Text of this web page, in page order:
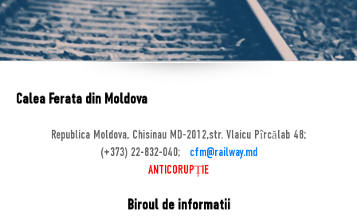
Calea Ferata din Moldova
Republica Moldova, Chisinau MD-2012,str. Vlaicu Pîrcălab 48;
(+373) 22-832-040;
cfm@railway.md
ANTICORUPȚIE
Biroul de informatii